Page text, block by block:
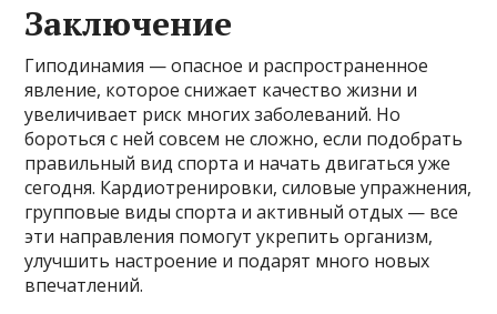
Заключение
Гиподинамия — опасное и распространенное
явление, которое снижает качество жизни и
увеличивает риск многих заболеваний. Но
бороться с ней совсем не сложно, если подобрать
правильный вид спорта и начать двигаться уже
сегодня. Кардиотренировки, силовые упражнения,
групповые виды спорта и активный отдых — все
эти направления помогут укрепить организм,
улучшить настроение и подарят много новых
впечатлений.